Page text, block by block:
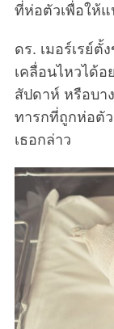
ที่ห่อตัวเพื่อให้แ
ดร. เมอร์เรย์ตั้
เคลื่อนไหวได้
สัปดาห์ หรือบา
ทารกที่ถูกห่อตั
เธอกล่าว